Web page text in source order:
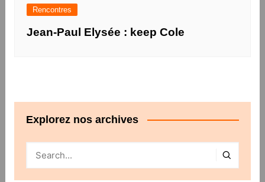
Rencontres
Jean-Paul Elysée : keep Cole
Explorez nos archives